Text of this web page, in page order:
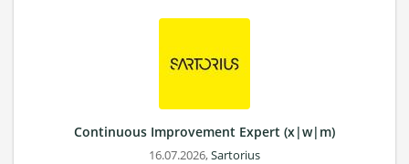
Continuous Improvement Expert (x|w|m)
16.07.2026,Sartorius